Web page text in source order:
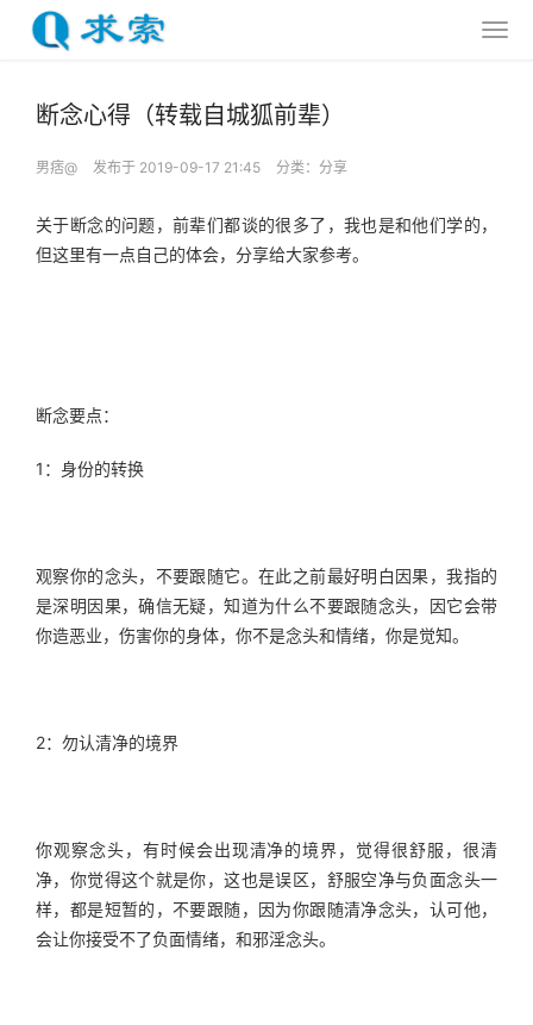
断念心得（转载自城狐前辈）
男痞@ 发布于 2019-09-17 21:45 分类： 分享
关于断念的问题，前辈们都谈的很多了，我也是和他们学的，
但这里有一点自己的体会，分享给大家参考。
断念要点：
1：身份的转换
观察你的念头，不要跟随它。在此之前最好明白因果，我指的
是深明因果，确信无疑，知道为什么不要跟随念头，因它会带
你造恶业，伤害你的身体，你不是念头和情绪，你是觉知。
2：勿认清净的境界
你观察念头，有时候会出现清净的境界，觉得很舒服，很清
净，你觉得这个就是你，这也是误区，舒服空净与负面念头一
样，都是短暂的，不要跟随，因为你跟随清净念头，认可他，
会让你接受不了负面情绪，和邪淫念头。